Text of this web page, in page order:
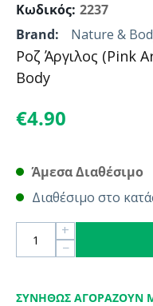
Ροζ Άργιλος (Pink
Body
Brand: Nature &
€4.90
Κωδικός: 2237
Άμεσα Διαθέσιμο
Διαθέσιμο στο
+
−
ΣΥΝΉΘΩΣ ΑΓΟΡΆΖΟΥΝ